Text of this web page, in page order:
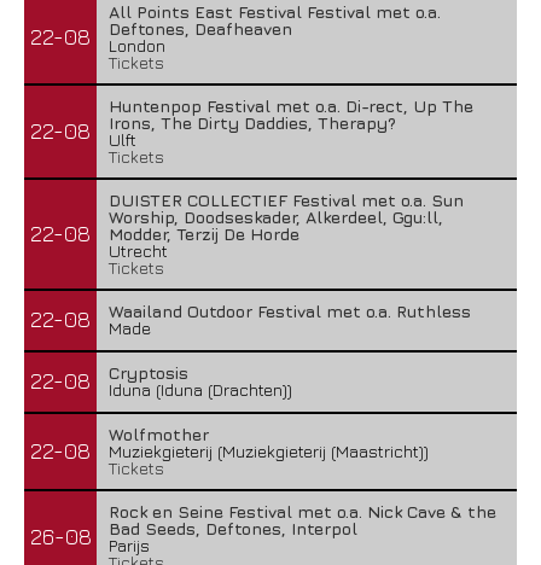
22-08
All Points East Festival Festival met o.a.
Deftones, Deafheaven
London
Tickets
22-08
Huntenpop Festival met o.a. Di-rect, Up The
Irons, The Dirty Daddies, Therapy?
Ulft
Tickets
22-08
DUISTER COLLECTIEF Festival met o.a. Sun
Worship, Doodseskader, Alkerdeel, Ggu:ll,
Modder, Terzij De Horde
Utrecht
Tickets
22-08
Waailand Outdoor Festival met o.a. Ruthless
Made
22-08
Cryptosis
Iduna (Iduna (Drachten))
22-08
Wolfmother
Muziekgieterij (Muziekgieterij (Maastricht))
Tickets
26-08
Rock en Seine Festival met o.a. Nick Cave & the
Bad Seeds, Deftones, Interpol
Parijs